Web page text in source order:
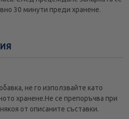
30 минути преди хранене.
не го използвайте като
хранене.Не се препоръчва при
от описаните съставки.